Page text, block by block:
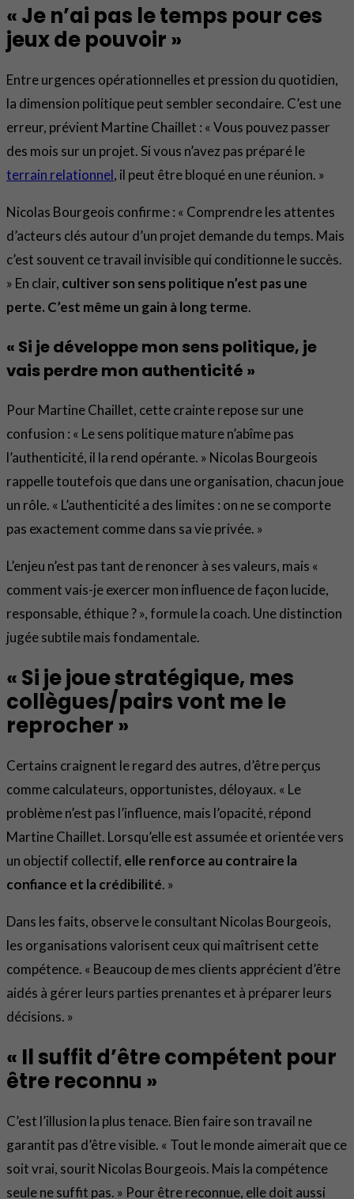
« Je n’ai pas le temps pour ces
jeux de pouvoir »
Entre urgences opérationnelles et pression du quotidien,
la dimension politique peut sembler secondaire. C’est une
erreur, prévient Martine Chaillet : « Vous pouvez passer
des mois sur un projet. Si vous n’avez pas préparé le
terrain relationnel, il peut être bloqué en une réunion. »
Nicolas Bourgeois confirme : « Comprendre les attentes
d’acteurs clés autour d’un projet demande du temps. Mais
c’est souvent ce travail invisible qui conditionne le succès.
» En clair, cultiver son sens politique n’est pas une
perte. C’est même un gain à long terme.
« Si je développe mon sens politique, je
vais perdre mon authenticité »
Pour Martine Chaillet, cette crainte repose sur une
confusion : « Le sens politique mature n’abîme pas
l’authenticité, il la rend opérante. » Nicolas Bourgeois
rappelle toutefois que dans une organisation, chacun joue
un rôle. « L’authenticité a des limites : on ne se comporte
pas exactement comme dans sa vie privée. »
L’enjeu n’est pas tant de renoncer à ses valeurs, mais «
comment vais-je exercer mon influence de façon lucide,
responsable, éthique ? », formule la coach. Une distinction
jugée subtile mais fondamentale.
« Si je joue stratégique, mes
collègues/pairs vont me le
reprocher »
Certains craignent le regard des autres, d’être perçus
comme calculateurs, opportunistes, déloyaux. « Le
problème n’est pas l’influence, mais l’opacité, répond
Martine Chaillet. Lorsqu’elle est assumée et orientée vers
un objectif collectif, elle renforce au contraire la
confiance et la crédibilité. »
Dans les faits, observe le consultant Nicolas Bourgeois,
les organisations valorisent ceux qui maîtrisent cette
compétence. « Beaucoup de mes clients apprécient d’être
aidés à gérer leurs parties prenantes et à préparer leurs
décisions. »
« Il suffit d’être compétent pour
être reconnu »
C’est l’illusion la plus tenace. Bien faire son travail ne
garantit pas d’être visible. « Tout le monde aimerait que ce
soit vrai, sourit Nicolas Bourgeois. Mais la compétence
seule ne suffit pas. » Pour être reconnue, elle doit aussi